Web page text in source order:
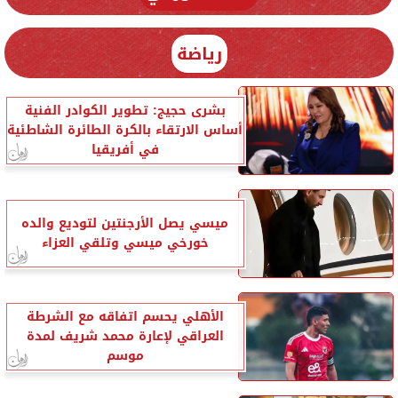
رياضة
بشرى حجيج: تطوير الكوادر الفنية
أساس الارتقاء بالكرة الطائرة الشاطئية
في أفريقيا
ميسي يصل الأرجنتين لتوديع والده
خورخي ميسي وتلقي العزاء
الأهلي يحسم اتفاقه مع الشرطة
العراقي لإعارة محمد شريف لمدة
موسم